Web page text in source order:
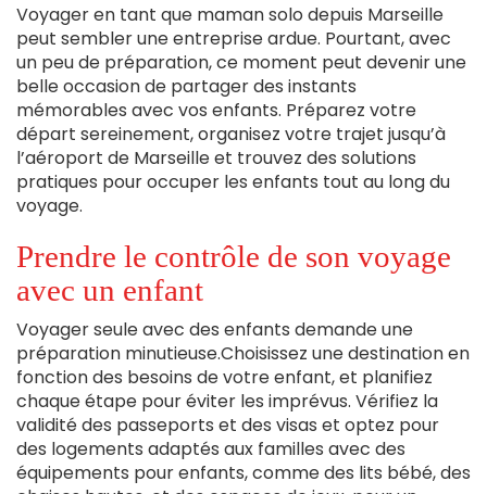
Voyager en tant que maman solo depuis Marseille
peut sembler une entreprise ardue. Pourtant, avec
un peu de préparation, ce moment peut devenir une
belle occasion de partager des instants
mémorables avec vos enfants. Préparez votre
départ sereinement, organisez votre trajet jusqu’à
l’aéroport de Marseille et trouvez des solutions
pratiques pour occuper les enfants tout au long du
voyage.
Prendre le contrôle de son voyage
avec un enfant
Voyager seule avec des enfants demande une
préparation minutieuse.Choisissez une destination en
fonction des besoins de votre enfant, et planifiez
chaque étape pour éviter les imprévus. Vérifiez la
validité des passeports et des visas et optez pour
des logements adaptés aux familles avec des
équipements pour enfants, comme des lits bébé, des